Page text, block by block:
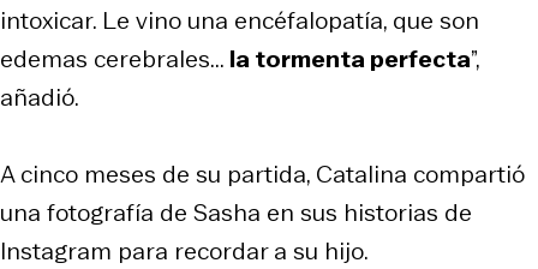
intoxicar. Le vino una encéfalopatía, que son
edemas cerebrales... la tormenta perfecta”,
añadió.
A cinco meses de su partida, Catalina compartió
una fotografía de Sasha en sus historias de
Instagram para recordar a su hijo.